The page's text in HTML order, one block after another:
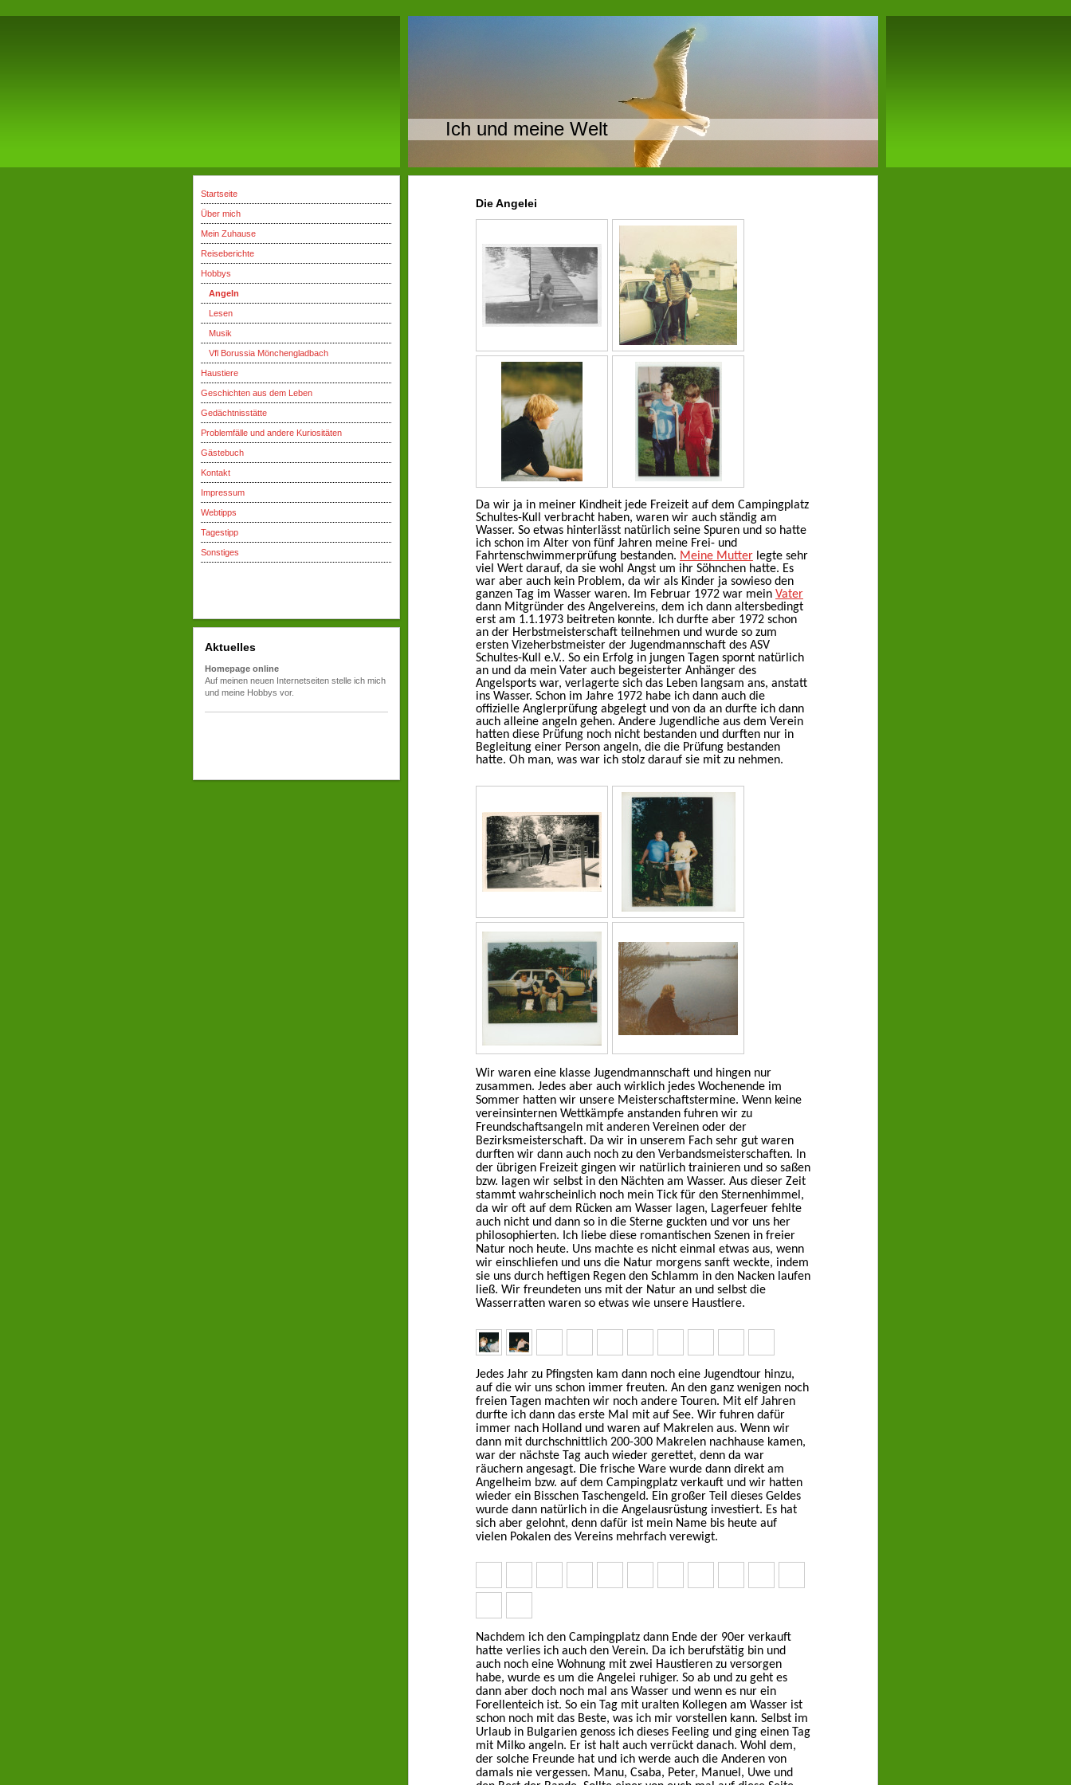
Ich und meine Welt
Startseite
Über mich
Mein Zuhause
Reiseberichte
Hobbys
Angeln
Lesen
Musik
Vfl Borussia Mönchengladbach
Haustiere
Geschichten aus dem Leben
Gedächtnisstätte
Problemfälle und andere Kuriositäten
Gästebuch
Kontakt
Impressum
Webtipps
Tagestipp
Sonstiges
Aktuelles
Homepage online
Auf meinen neuen Internetseiten stelle ich mich
und meine Hobbys vor.
Die Angelei
Da wir ja in meiner Kindheit jede Freizeit auf dem Campingplatz
Schultes-Kull verbracht haben, waren wir auch ständig am
Wasser. So etwas hinterlässt natürlich seine Spuren und so hatte
ich schon im Alter von fünf Jahren meine Frei- und
Fahrtenschwimmerprüfung bestanden. Meine Mutter legte sehr
viel Wert darauf, da sie wohl Angst um ihr Söhnchen hatte. Es
war aber auch kein Problem, da wir als Kinder ja sowieso den
ganzen Tag im Wasser waren. Im Februar 1972 war mein Vater
dann Mitgründer des Angelvereins, dem ich dann altersbedingt
erst am 1.1.1973 beitreten konnte. Ich durfte aber 1972 schon
an der Herbstmeisterschaft teilnehmen und wurde so zum
ersten Vizeherbstmeister der Jugendmannschaft des ASV
Schultes-Kull e.V.. So ein Erfolg in jungen Tagen spornt natürlich
an und da mein Vater auch begeisterter Anhänger des
Angelsports war, verlagerte sich das Leben langsam ans, anstatt
ins Wasser. Schon im Jahre 1972 habe ich dann auch die
offizielle Anglerprüfung abgelegt und von da an durfte ich dann
auch alleine angeln gehen. Andere Jugendliche aus dem Verein
hatten diese Prüfung noch nicht bestanden und durften nur in
Begleitung einer Person angeln, die die Prüfung bestanden
hatte. Oh man, was war ich stolz darauf sie mit zu nehmen.
Wir waren eine klasse Jugendmannschaft und hingen nur
zusammen. Jedes aber auch wirklich jedes Wochenende im
Sommer hatten wir unsere Meisterschaftstermine. Wenn keine
vereinsinternen Wettkämpfe anstanden fuhren wir zu
Freundschaftsangeln mit anderen Vereinen oder der
Bezirksmeisterschaft. Da wir in unserem Fach sehr gut waren
durften wir dann auch noch zu den Verbandsmeisterschaften. In
der übrigen Freizeit gingen wir natürlich trainieren und so saßen
bzw. lagen wir selbst in den Nächten am Wasser. Aus dieser Zeit
stammt wahrscheinlich noch mein Tick für den Sternenhimmel,
da wir oft auf dem Rücken am Wasser lagen, Lagerfeuer fehlte
auch nicht und dann so in die Sterne guckten und vor uns her
philosophierten. Ich liebe diese romantischen Szenen in freier
Natur noch heute. Uns machte es nicht einmal etwas aus, wenn
wir einschliefen und uns die Natur morgens sanft weckte, indem
sie uns durch heftigen Regen den Schlamm in den Nacken laufen
ließ. Wir freundeten uns mit der Natur an und selbst die
Wasserratten waren so etwas wie unsere Haustiere.
Jedes Jahr zu Pfingsten kam dann noch eine Jugendtour hinzu,
auf die wir uns schon immer freuten. An den ganz wenigen noch
freien Tagen machten wir noch andere Touren. Mit elf Jahren
durfte ich dann das erste Mal mit auf See. Wir fuhren dafür
immer nach Holland und waren auf Makrelen aus. Wenn wir
dann mit durchschnittlich 200-300 Makrelen nachhause kamen,
war der nächste Tag auch wieder gerettet, denn da war
räuchern angesagt. Die frische Ware wurde dann direkt am
Angelheim bzw. auf dem Campingplatz verkauft und wir hatten
wieder ein Bisschen Taschengeld. Ein großer Teil dieses Geldes
wurde dann natürlich in die Angelausrüstung investiert. Es hat
sich aber gelohnt, denn dafür ist mein Name bis heute auf
vielen Pokalen des Vereins mehrfach verewigt.
Nachdem ich den Campingplatz dann Ende der 90er verkauft
hatte verlies ich auch den Verein. Da ich berufstätig bin und
auch noch eine Wohnung mit zwei Haustieren zu versorgen
habe, wurde es um die Angelei ruhiger. So ab und zu geht es
dann aber doch noch mal ans Wasser und wenn es nur ein
Forellenteich ist. So ein Tag mit uralten Kollegen am Wasser ist
schon noch mit das Beste, was ich mir vorstellen kann. Selbst im
Urlaub in Bulgarien genoss ich dieses Feeling und ging einen Tag
mit Milko angeln. Er ist halt auch verrückt danach. Wohl dem,
der solche Freunde hat und ich werde auch die Anderen von
damals nie vergessen. Manu, Csaba, Peter, Manuel, Uwe und